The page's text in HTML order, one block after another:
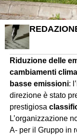
Riduzione delle
cambiamenti
basse emissioni:
direzione è stato
prestigiosa
L’organizzazione
A- per il Gruppo in